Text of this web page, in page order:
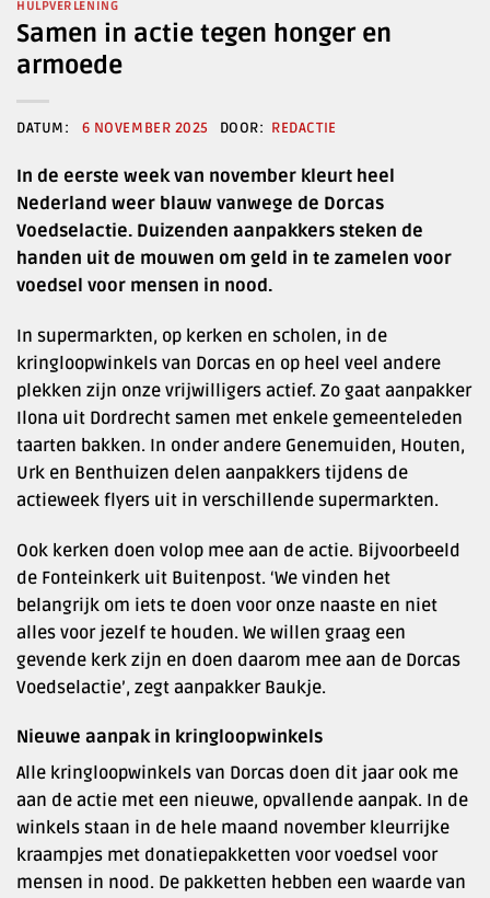
HULPVERLENING
Samen in actie tegen honger en
armoede
6 NOVEMBER 2025 REDACTIE
In de eerste week van november kleurt heel
Nederland weer blauw vanwege de Dorcas
Voedselactie. Duizenden aanpakkers steken de
handen uit de mouwen om geld in te zamelen voor
voedsel voor mensen in nood.
In supermarkten, op kerken en scholen, in de
kringloopwinkels van Dorcas en op heel veel andere
plekken zijn onze vrijwilligers actief. Zo gaat aanpakker
Ilona uit Dordrecht samen met enkele gemeenteleden
taarten bakken. In onder andere Genemuiden, Houten,
Urk en Benthuizen delen aanpakkers tijdens de
actieweek flyers uit in verschillende supermarkten.
Ook kerken doen volop mee aan de actie. Bijvoorbeeld
de Fonteinkerk uit Buitenpost. ‘We vinden het
belangrijk om iets te doen voor onze naaste en niet
alles voor jezelf te houden. We willen graag een
gevende kerk zijn en doen daarom mee aan de Dorcas
Voedselactie’, zegt aanpakker Baukje.
Nieuwe aanpak in kringloopwinkels
Alle kringloopwinkels van Dorcas doen dit jaar ook me
aan de actie met een nieuwe, opvallende aanpak. In de
winkels staan in de hele maand november kleurrijke
kraampjes met donatiepakketten voor voedsel voor
mensen in nood. De pakketten hebben een waarde van